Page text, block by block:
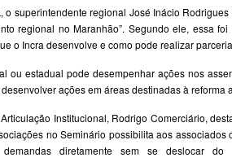
o superintendente regional José Inácio
regional no Maranhão”. Segundo ele, essa
o Incra desenvolve e como pode realizar
ou estadual pode desempenhar ações nos
ações em áreas destinadas à reforma
Institucional, Rodrigo Comerciário,
no Seminário possibilita aos associados
demandas diretamente sem se deslocar do